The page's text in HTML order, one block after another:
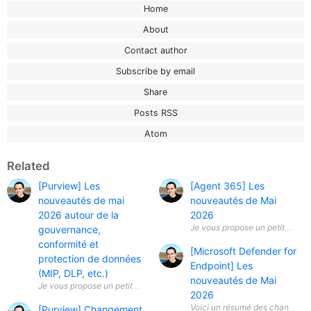
Home
About
Contact author
Subscribe by email
Share
Posts RSS
Atom
Related
[Purview] Les
nouveautés de mai
2026 autour de la
gouvernance,
conformité et
protection de données
(MIP, DLP, etc.)
[Agent 365] Les
nouveautés de Mai
2026
Je vous propose un petit
[Microsoft Defender for
Endpoint] Les
nouveautés de Mai
2026